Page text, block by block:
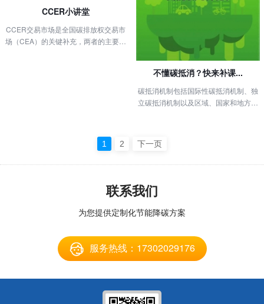
CCER小讲堂
CCER交易市场是全国碳排放权交易市
场（CEA）的关键补充，两者的主要区
不懂碳抵消？快来补课...
碳抵消机制包括国际性碳抵消机制、‌独
立碳抵消机制以及区域、国家和地方碳
1 2 下一页
联系我们
为您提供定制化节能降碳方案
服务热线：17302029176